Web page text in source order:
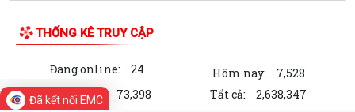
QUYẾT ĐỊNH Về việc công nhận người tham gia hoạt động ở thôn Cổ
QUYẾT ĐỊNH Về việc công nhận người tham gia hoạt động ở thôn Cổ
Chẩm 2Đã kết nối EMC